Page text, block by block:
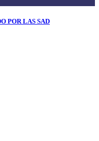
POR LAS SAD